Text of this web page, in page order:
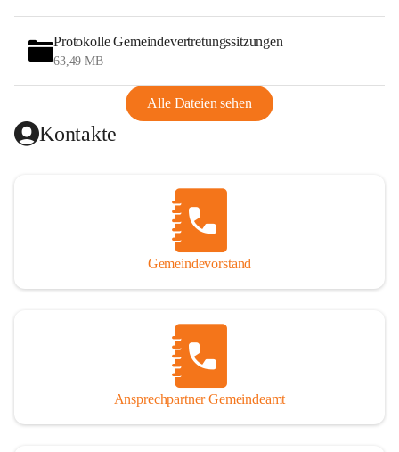
Protokolle Gemeindevertretungssitzungen
63,49 MB
Alle Dateien sehen
Kontakte
Gemeindevorstand
Ansprechpartner Gemeindeamt